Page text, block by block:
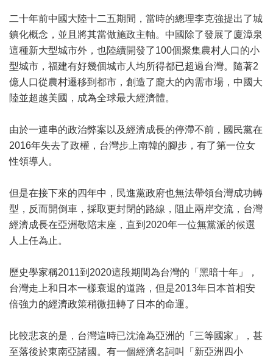
二十年前中國大陸十二五期間，當時的總理李克強提出了城
鎮化概念，並且將其當做施政主軸。中國除了發展了廈漳泉
這種新大型城市外，也陸續開發了100個聚集農村人口的小
型城市，福建有好幾個城市人均所得都已超過台灣。隨著2
億人口從農村遷移到都市，創造了龐大的內需市場，中國大
陸並超越美國，成為全球最大經濟體。
由於一連串的政治弊案以及經濟成長的停滯不前，國民黨在
2016年失去了政權，台灣步上南韓的腳步，有了第一位女
性領導人。
但是在接下來的四年中，民進黨政府也無法帶領台灣成功轉
型，反而開倒車，採取更封閉的路線，阻止兩岸交流，台灣
經濟成長在亞洲敬陪末座，直到2020年一位無黨派的候選
人上任為止。
歷史學家稱2011到2020這段期間為台灣的「黑暗十年」，
台灣走上和日本一樣衰退的道路，但是2013年日本首相安
倍強力的經濟政策稍微扭轉了日本的命運。
比較悲哀的是，台灣這時已沈淪為亞洲的「三等國家」，甚
至落後於東南亞諸國。有一個經濟名詞叫「新亞洲四小